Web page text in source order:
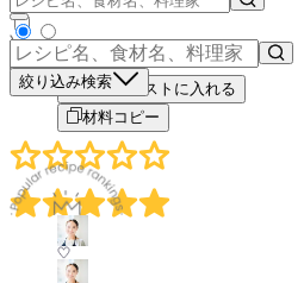
絞り込み検索
－
＋
買い物リストに入れる
材料コピー